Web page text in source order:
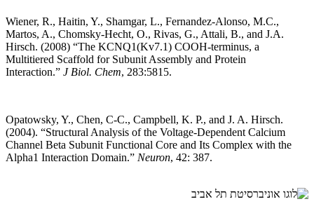
Wiener, R., Haitin, Y., Shamgar, L., Fernandez-Alonso, M.C.,
Martos, A., Chomsky-Hecht, O., Rivas, G., Attali, B., and J.A.
Hirsch. (2008) “The KCNQ1(Kv7.1) COOH-terminus, a
Multitiered Scaffold for Subunit Assembly and Protein
Interaction.” J Biol. Chem, 283:5815.
Opatowsky, Y., Chen, C-C., Campbell, K. P., and J. A. Hirsch.
(2004). “Structural Analysis of the Voltage-Dependent Calcium
Channel Beta Subunit Functional Core and Its Complex with the
Alpha1 Interaction Domain.” Neuron, 42: 387.